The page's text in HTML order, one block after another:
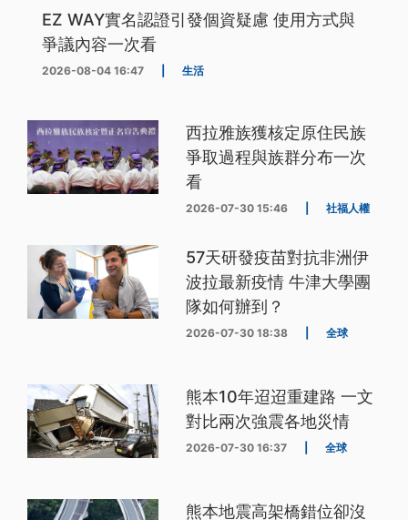
EZ WAY實名認證引發個資疑慮 使用方式與
爭議內容一次看
2026-08-04 16:47 生活
西拉雅族獲核定原住民族
爭取過程與族群分布一次
看
2026-07-30 15:46 社福人權
57天研發疫苗對抗非洲伊
波拉最新疫情 牛津大學團
隊如何辦到？
2026-07-30 18:38 全球
熊本10年迢迢重建路 一文
對比兩次強震各地災情
2026-07-30 16:37 全球
熊本地震高架橋錯位卻沒